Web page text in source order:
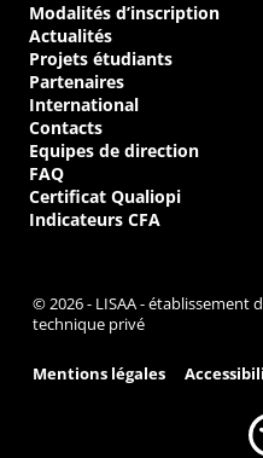
Modalités d’inscription
Actualités
Projets étudiants
Partenaires
International
Contacts
Equipes de direction
FAQ
Certificat Qualiopi
Indicateurs CFA
© 2026 - LISAA - établissement
technique privé
Mentions légales